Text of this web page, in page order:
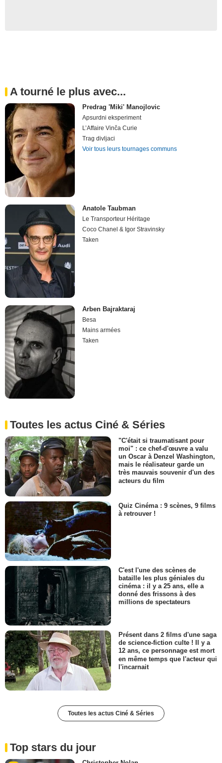
A tourné le plus avec...
Predrag 'Miki' Manojlovic
Apsurdni eksperiment
L’Affaire Vinča Curie
Trag divljaci
Voir tous leurs tournages communs
Anatole Taubman
Le Transporteur Héritage
Coco Chanel & Igor Stravinsky
Taken
Arben Bajraktaraj
Besa
Mains armées
Taken
Toutes les actus Ciné & Séries
"C'était si traumatisant pour
moi" : ce chef-d'œuvre a valu
un Oscar à Denzel Washington,
mais le réalisateur garde un
très mauvais souvenir d'un des
acteurs du film
Quiz Cinéma : 9 scènes, 9 films
à retrouver !
C'est l'une des scènes de
bataille les plus géniales du
cinéma : il y a 25 ans, elle a
donné des frissons à des
millions de spectateurs
Présent dans 2 films d'une saga
de science-fiction culte ! Il y a
12 ans, ce personnage est mort
en même temps que l'acteur qui
l'incarnait
Toutes les actus Ciné & Séries
Top stars du jour